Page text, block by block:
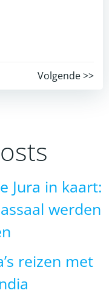
Volgende >>
Jura in kaart:
werden
reizen met